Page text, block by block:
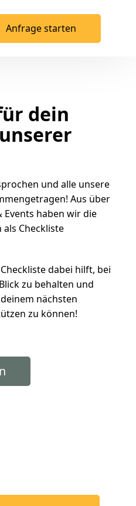
Anfrage starten
dein
und alle unsere
Aus über
Events haben wir die
als Checkliste
dabei hilft, bei
zu behalten und
nächsten
zu können!